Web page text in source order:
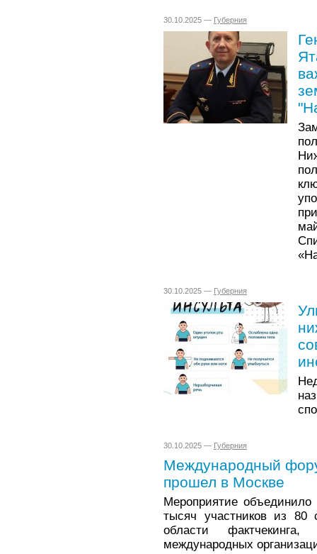
30.10.2025 — Губерния
30.10.2025 — Губерния
30.10.2025 — Губерния
Международный
прошел в Москве
Мероприятие
тысяч участников из
области
международных